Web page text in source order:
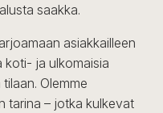
saakka.
asiakkailleen
koti- ja ulkomaisia
Olemme
tarina – jotka kulkevat